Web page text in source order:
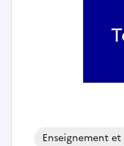
Enseignement